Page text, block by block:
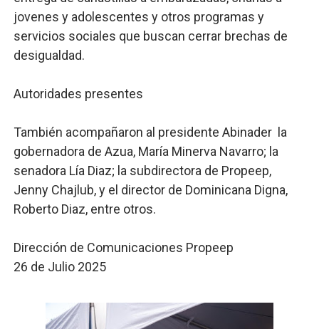
jovenes y adolescentes y otros programas y
servicios sociales que buscan cerrar brechas de
desigualdad.
Autoridades presentes
También acompañaron al presidente Abinader la
gobernadora de Azua, María Minerva Navarro; la
senadora Lía Diaz; la subdirectora de Propeep,
Jenny Chajlub, y el director de Dominicana Digna,
Roberto Diaz, entre otros.
Dirección de Comunicaciones Propeep
26 de Julio 2025